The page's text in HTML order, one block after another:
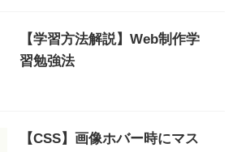
【学習方法解説】Web制作学
習勉強法
【CSS】画像ホバー時にマス